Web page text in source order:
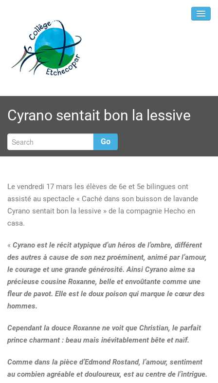
Cyrano sentait bon la lessive
Go
Le vendredi 17 mars les élèves de 6e et 5e bilingues ont
assisté au spectacle « Caché dans son buisson de lavande
Cyrano sentait bon la lessive » de la compagnie Hecho en
casa.
« Cyrano est le récit atypique d’un héros de l’ombre, différent
des autres à cause de son nez proéminent, animé par l’amour,
le courage et une grande générosité. Ainsi Cyrano aime sa
précieuse cousine Roxanne, belle et envoûtante comme une
fleur de pavot. Elle est le doux poison qui marque le cœur des
hommes.
Cependant la douce Roxanne ne voit que Christian, le parfait
prince charmant : beau mais inévitablement bête et naïf.
Comme dans la pièce d’Edmond Rostand, l’amour, sentiment
au combien agréable et douloureux, est au centre de l’intrigue.